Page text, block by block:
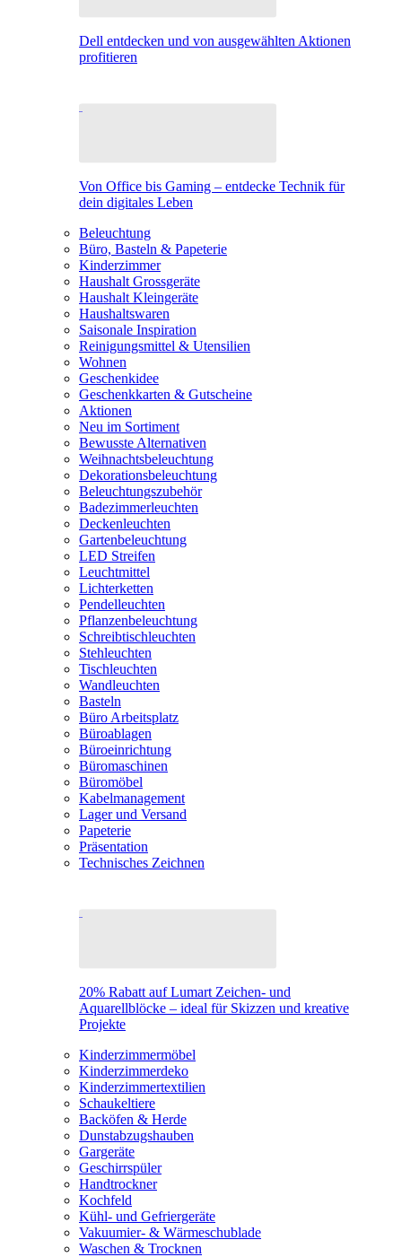
Dell entdecken und von ausgewählten Aktionen
profitieren
Von Office bis Gaming – entdecke Technik für
dein digitales Leben
Beleuchtung
Büro, Basteln & Papeterie
Kinderzimmer
Haushalt Grossgeräte
Haushalt Kleingeräte
Haushaltswaren
Saisonale Inspiration
Reinigungsmittel & Utensilien
Wohnen
Geschenkidee
Geschenkkarten & Gutscheine
Aktionen
Neu im Sortiment
Bewusste Alternativen
Weihnachtsbeleuchtung
Dekorationsbeleuchtung
Beleuchtungszubehör
Badezimmerleuchten
Deckenleuchten
Gartenbeleuchtung
LED Streifen
Leuchtmittel
Lichterketten
Pendelleuchten
Pflanzenbeleuchtung
Schreibtischleuchten
Stehleuchten
Tischleuchten
Wandleuchten
Basteln
Büro Arbeitsplatz
Büroablagen
Büroeinrichtung
Büromaschinen
Büromöbel
Kabelmanagement
Lager und Versand
Papeterie
Präsentation
Technisches Zeichnen
20% Rabatt auf Lumart Zeichen- und
Aquarellblöcke – ideal für Skizzen und kreative
Projekte
Kinderzimmermöbel
Kinderzimmerdeko
Kinderzimmertextilien
Schaukeltiere
Backöfen & Herde
Dunstabzugshauben
Gargeräte
Geschirrspüler
Handtrockner
Kochfeld
Kühl- und Gefriergeräte
Vakuumier- & Wärmeschublade
Waschen & Trocknen